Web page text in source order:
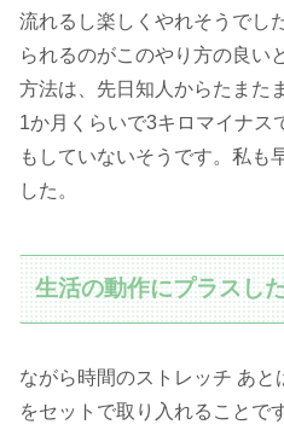
流れるし楽しくやれそうでし
られるのがこのやり方の良い
方法は、先日知人からたまた
1か月くらいで3キロマイナス
もしていないそうです。私も
した。
生活の動作にプラスし
ながら時間のストレッチ あ
をセットで取り入れることです